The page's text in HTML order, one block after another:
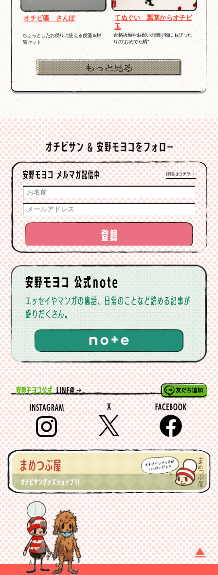
オチビ箋 さんぽ
ちょっとしたお便りに使える便箋＆封
筒セット
てぬぐい 瓢箪からオチビ
玉
合格祈願やお祝いの贈り物にもぴった
りの“おめでた柄”
詳細はコチラ 〉